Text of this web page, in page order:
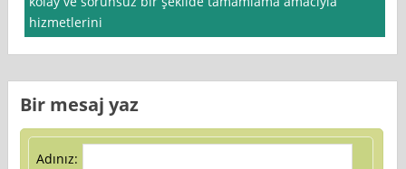
hizmetlerini
Bir mesaj yaz
Adınız: